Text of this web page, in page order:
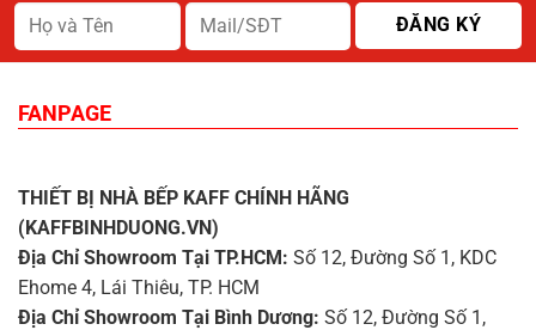
FANPAGE
THIẾT BỊ NHÀ BẾP KAFF CHÍNH HÃNG
(KAFFBINHDUONG.VN)
Địa Chỉ Showroom Tại TP.HCM: Số 12, Đường Số 1, KDC
Ehome 4, Lái Thiêu, TP. HCM
Địa Chỉ Showroom Tại Bình Dương: Số 12, Đường Số 1,